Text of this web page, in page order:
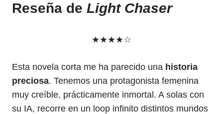
Reseña de Light Chaser
★★★★☆
Esta novela corta me ha parecido una historia
preciosa. Tenemos una protagonista femenina
muy creíble, prácticamente inmortal. A solas con
su IA, recorre en un loop infinito distintos mundos